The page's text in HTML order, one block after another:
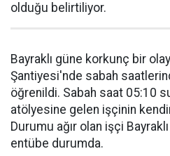
olduğu belirtiliyor.
Bayraklı güne korkunç bir
Şantiyesi'nde sabah
öğrenildi. Sabah saat 05:10
atölyesine gelen işçinin
Durumu ağır olan işçi
entübe durumda.